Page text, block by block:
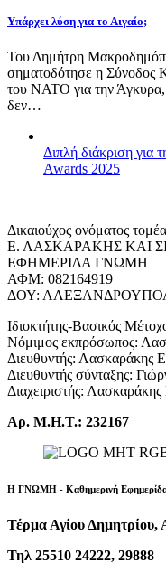
Υπάρχει λύση για το Αιγαίο;
Του Δημήτρη
σηματοδότησε η Σύνοδος
του ΝΑΤΟ για την Άγκυρα,
δεν…
Διπλή διάκριση
Awards 2025
Δικαιούχος ονόματος
Ε. ΛΑΣΚΑΡΑΚΗΣ ΚΑΙ
ΕΦΗΜΕΡΙΔΑ ΓΝΩΜΗ
ΑΦΜ: 082164919
ΔΟΥ:
Ιδιοκτήτης-Βασικός
Νόμιμος εκπρόσωπος:
Διευθυντής: Λασκαράκης
Διευθυντής σύνταξης:
Διαχειριστής:
Αρ. Μ.Η.Τ.: 232167
Η ΓΝΩΜΗ - Καθημερινή
Τέρμα Αγίου Δημητρίου,
Τηλ 25510 24222, 29888